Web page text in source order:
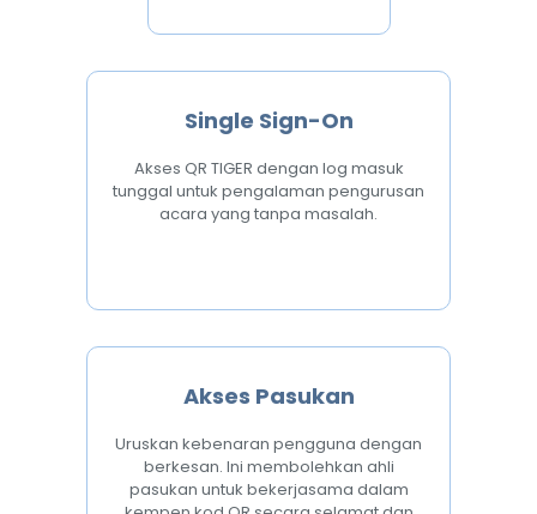
Single Sign-On
Akses QR TIGER dengan log masuk
tunggal untuk pengalaman pengurusan
acara yang tanpa masalah.
Akses Pasukan
Uruskan kebenaran pengguna dengan
berkesan. Ini membolehkan ahli
pasukan untuk bekerjasama dalam